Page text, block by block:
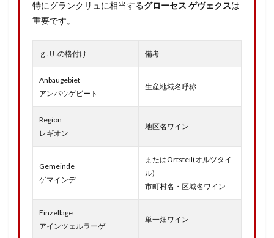
特にグランクリュに相当するグローセス ゲヴェクスは
重要です。
ｇ.Ｕ.の格付け 備考
Anbaugebiet
アンバウゲビート
生産地域名呼称
Region
レギオン
地区名ワイン
Gemeinde
ゲマインデ
またはOrtsteil(オルツタイ
ル)
市町村名・区域名ワイン
Einzellage
アインツェルラーゲ
単一畑ワイン